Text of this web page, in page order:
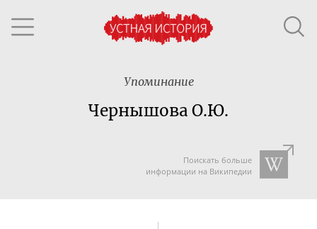
Упоминание
Чернышова О.Ю.
Поискать больше
информации на Википедии